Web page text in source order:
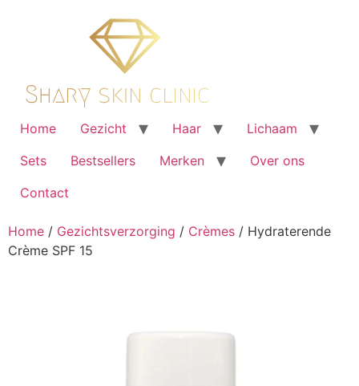
Home Gezicht Haar
Lichaam
Sets
Bestsellers Merken
Over ons
Contact
Home / Gezichtsverzorging / Crèmes / Hydraterende
Crème SPF 15